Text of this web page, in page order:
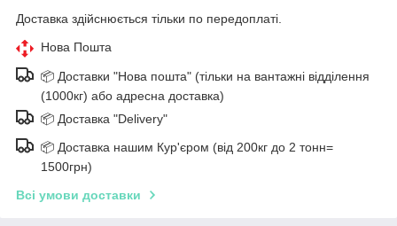
Доставка здійснюється тільки по передоплаті.
Нова Пошта
📦 Доставки "Нова пошта" (тільки на вантажні відділення
(1000кг) або адресна доставка)
📦 Доставка "Delivery"
📦 Доставка нашим Кур'єром (від 200кг до 2 тонн=
1500грн)
Всі умови доставки